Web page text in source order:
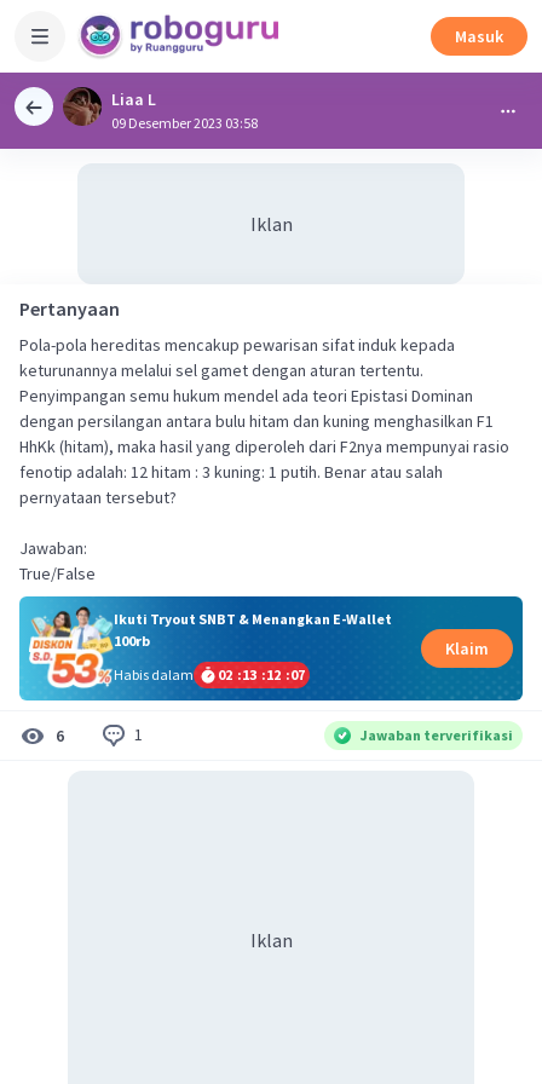
Masuk
Liaa L
09 Desember 2023 03:58
Iklan
Pertanyaan
Pola-pola hereditas mencakup pewarisan sifat induk kepada
keturunannya melalui sel gamet dengan aturan tertentu.
Penyimpangan semu hukum mendel ada teori Epistasi Dominan
dengan persilangan antara bulu hitam dan kuning menghasilkan F1
HhKk (hitam), maka hasil yang diperoleh dari F2nya mempunyai rasio
fenotip adalah: 12 hitam : 3 kuning: 1 putih. Benar atau salah
pernyataan tersebut?
Jawaban:
True/False
Ikuti Tryout SNBT & Menangkan E-Wallet
100rb
Habis dalam
02 :13 :12 :06
Klaim
6 1 Jawaban terverifikasi
Iklan